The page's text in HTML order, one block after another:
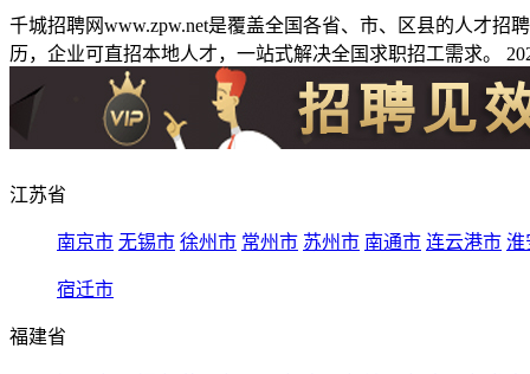
千城招聘网www.zpw.net是覆盖全国各省、市、区县的人才
历，企业可直招本地人才，一站式解决全国求职招工需求。
江苏省
南京市 无锡市 徐州市 常州市 苏州市 南通市 连云港市 淮
宿迁市
福建省